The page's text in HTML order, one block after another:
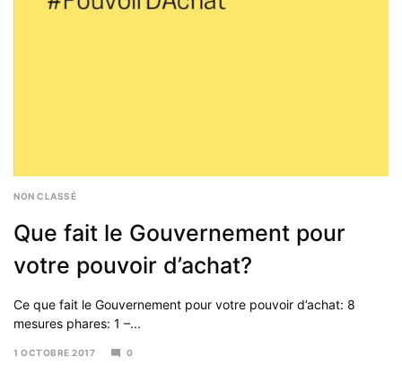
NON CLASSÉ
Que fait le Gouvernement pour
votre pouvoir d’achat?
Ce que fait le Gouvernement pour votre pouvoir d’achat: 8
mesures phares: 1 –...
1 OCTOBRE 2017
0